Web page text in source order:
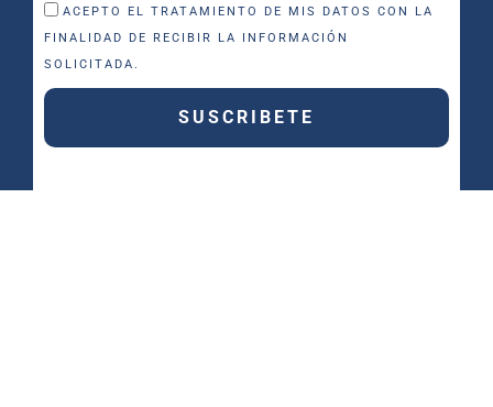
ACEPTO EL TRATAMIENTO DE MIS DATOS CON LA
FINALIDAD DE RECIBIR LA INFORMACIÓN
SOLICITADA.
SUSCRIBETE